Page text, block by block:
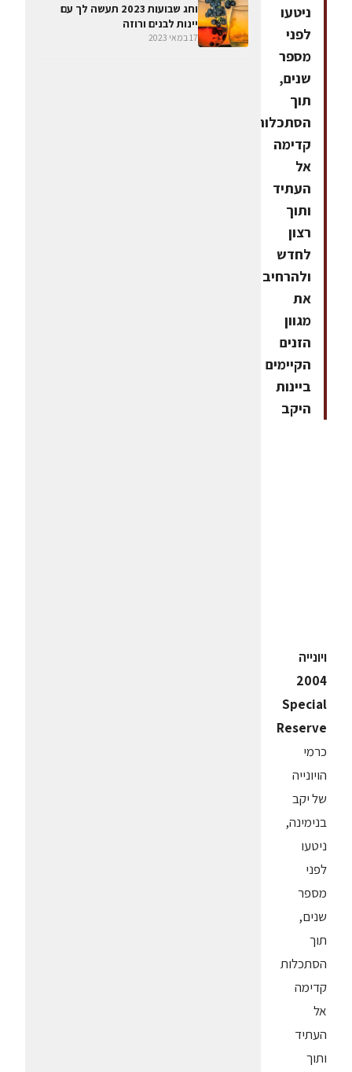
ניטעו
לפני
מספר
שנים,
תוך
הסתכלות
קדימה
אל
העתיד
ותוך
רצון
לחדש
ולהרחיב
את
מגוון
הזנים
הקיימים
ביינות
היקב
ויונייה
2004
Special
Reserve
כרמי
הויונייה
של יקב
בנימינה,
ניטעו
לפני
מספר
שנים,
תוך
הסתכלות
קדימה
אל
העתיד
ותוך
וחג שבועות 2023 תעשה לך עם
יינות לבנים ורוזה
17 במאי 2023